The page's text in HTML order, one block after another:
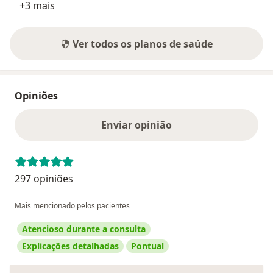
+3 mais
Ver todos os planos de saúde
Opiniões
Enviar opinião
297 opiniões
Mais mencionado pelos pacientes
Atencioso durante a consulta
Explicações detalhadas
Pontual